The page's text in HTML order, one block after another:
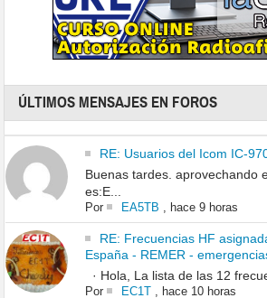
ÚLTIMOS MENSAJES EN FOROS
RE: Usuarios del Icom IC-
Buenas tardes. aprovechando
es:E...
Por EA5TB hace 9 horas
RE: Frecuencias HF
España - REMER -
· Hola, La lista de las 12
Por EC1T, hace 10 horas